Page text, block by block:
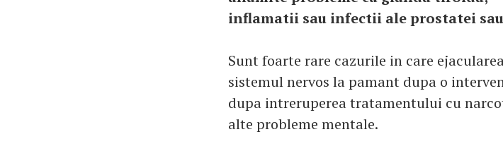
inflamatii sau infectii ale prostatei
Sunt foarte rare cazurile in care
sistemul nervos la pamant dupa o
dupa intreruperea tratamentului cu
alte probleme mentale.